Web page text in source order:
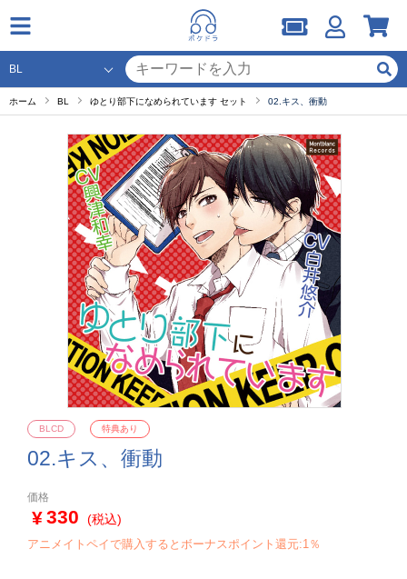
ホーム BL ゆとり部下になめられています セット 02.キス、衝動
02.キス、衝動
BLCD 特典あり
価格
330 (税込)
アニメイトペイで購入するとボーナスポイント還元:1％